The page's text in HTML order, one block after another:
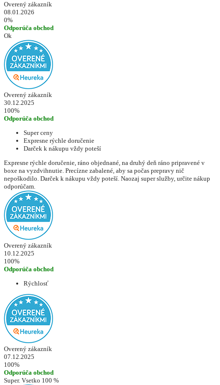
Overený zákazník
08.01.2026
0%
Odporúča obchod
Ok
Overený zákazník
30.12.2025
100%
Odporúča obchod
Super ceny
Expresne rýchle doručenie
Darček k nákupu vždy poteší
Expresne rýchle doručenie, ráno objednané, na druhý deň ráno pripravené v
boxe na vyzdvihnutie. Precízne zabalené, aby sa počas prepravy nič
nepoškodilo. Darček k nákupu vždy poteší. Naozaj super služby, určite nákup
odporúčam.
Overený zákazník
10.12.2025
100%
Odporúča obchod
Rýchlosť
Overený zákazník
07.12.2025
100%
Odporúča obchod
Super. Vsetko 100 %